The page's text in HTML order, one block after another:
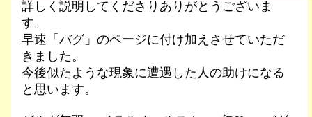
詳しく説明してくださりありがとうございま
す。
早速「バグ」のページに付け加えさせていただ
きました。
今後似たような現象に遭遇した人の助けになる
と思います。